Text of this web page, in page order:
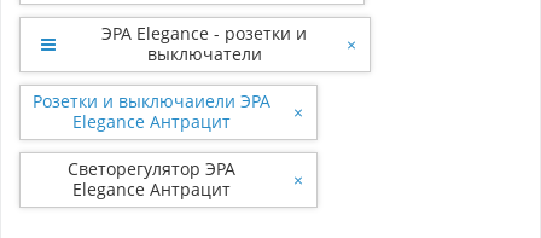
ЭРА Elegance - розетки и
выключатели
×
Розетки и выключаиели ЭРА
Elegance Антрацит
×
Светорегулятор ЭРА
Elegance Антрацит
поворотно-нажимной,
×